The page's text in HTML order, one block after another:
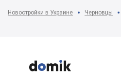
Новостройки в Украине Черновцы


